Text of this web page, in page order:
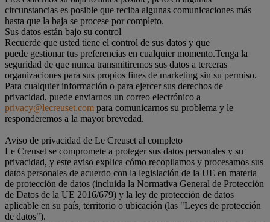
circunstancias es posible que reciba algunas comunicaciones más
hasta que la baja se procese por completo.
Sus datos están bajo su control
Recuerde que usted tiene el control de sus datos y que
puede gestionar tus preferencias en cualquier momento.Tenga la
seguridad de que nunca transmitiremos sus datos a terceras
organizaciones para sus propios fines de marketing sin su permiso.
Para cualquier información o para ejercer sus derechos de
privacidad, puede enviarnos un correo electrónico a
privacy@lecreuset.com para comunicarnos su problema y le
responderemos a la mayor brevedad.
Aviso de privacidad de Le Creuset al completo
Le Creuset se compromete a proteger sus datos personales y su
privacidad, y este aviso explica cómo recopilamos y procesamos sus
datos personales de acuerdo con la legislación de la UE en materia
de protección de datos (incluida la Normativa General de Protección
de Datos de la UE 2016/679) y la ley de protección de datos
aplicable en su país, territorio o ubicación (las "Leyes de protección
de datos").